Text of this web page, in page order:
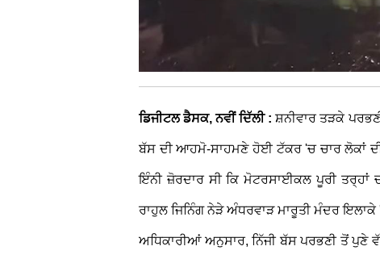
ਡਿਜੀਟਲ ਡੈਸਕ, ਨਵੀਂ ਦਿੱਲੀ :ਸ਼ਨੀਵਾਰ ਤੜਕੇ
ਬੱਸ ਦੀ ਆਹਮੋ-ਸਾਹਮਣੇ ਹੋਈ ਟੱਕਰ 'ਚ ਚਾਰ ਲੋਕਾਂ
ਇੰਨੀ ਜ਼ੋਰਦਾਰ ਸੀ ਕਿ ਮੋਟਰਸਾਈਕਲ ਪੂਰੀ ਤਰ੍ਹਾਂ
ਰਾਹੁਲ ਜਿਨਿੰਗ ਨੇੜੇ ਅੰਧਰਵਾੜ ਮਾਰੂਤੀ ਮੰਦਰ ਇਲਾਕੇ
ਅਧਿਕਾਰੀਆਂ ਅਨੁਸਾਰ, ਨਿੱਜੀ ਬੱਸ ਪਰਭਣੀ ਤੋਂ ਪੁਣੇ